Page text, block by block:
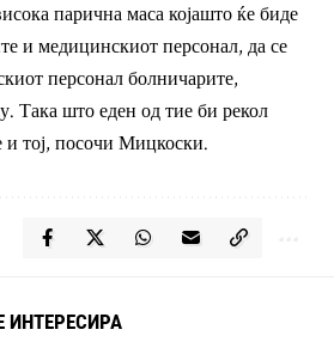
парична маса којашто ќе биде
и медицинскиот персонал, да се
персонал болничарите,
Така што еден од тие би рекол
и тој, посочи Мицкоски.